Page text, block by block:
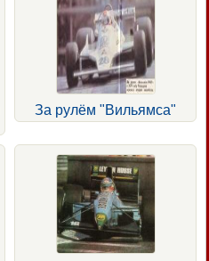
За рулём "Вильямса"